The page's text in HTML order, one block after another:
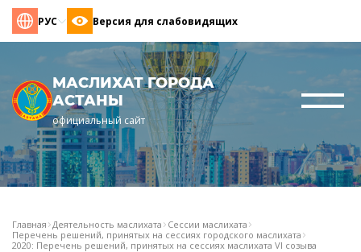
РУС Версия для слабовидящих
МАСЛИХАТ ГОРОДА
АСТАНЫ
официальный сайт
Главная Деятельность маслихата Сессии маслихата
Перечень решений, принятых на сессиях городского маслихата
2020: Перечень решений, принятых на сессиях маслихата VI созыва